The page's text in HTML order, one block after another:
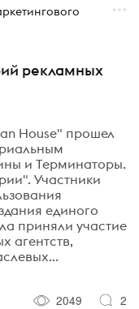
рекламных
House" прошел
и Терминаторы.
Участники
единого
приняли участие
агентств,
2049
2